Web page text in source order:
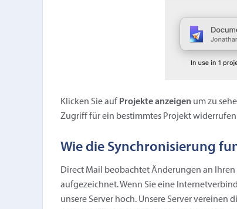
Klicken Sie auf Projekte anzeigen um zu
Zugriff für ein bestimmtes Projekt
Wie die Synchronisierung
Direct Mail beobachtet Änderungen an
aufgezeichnet. Wenn Sie eine
unsere Server hoch. Unsere Server vereinen